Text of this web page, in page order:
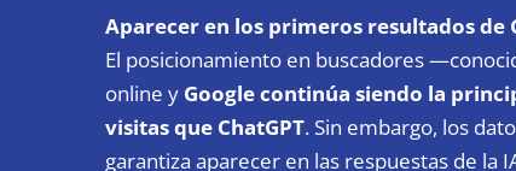
Aparecer en los primeros resultados de
El posicionamiento en buscadores
online y Google continúa siendo la
visitas que ChatGPT. Sin embargo, los
garantiza aparecer en las respuestas de la